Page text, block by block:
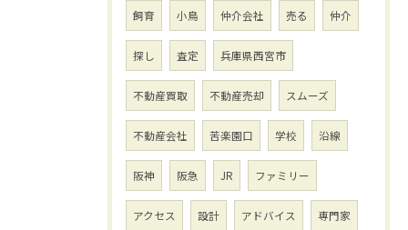
飼育 小鳥 仲介会社 売る 仲介
探し 査定 兵庫県西宮市
不動産買取 不動産売却 スムーズ
不動産会社 苦楽園口 学校 沿線
阪神 阪急 JR ファミリー
アクセス 設計 アドバイス 専門家